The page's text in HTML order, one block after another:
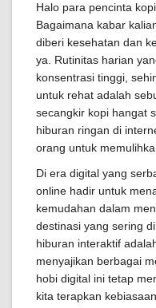
Halo para pencinta
Bagaimana kabar
diberi kesehatan dan
ya. Rutinitas harian
konsentrasi tinggi,
untuk rehat adalah
secangkir kopi hangat
hiburan ringan di
orang untuk
Di era digital yang
online hadir untuk
kemudahan dalam
destinasi yang sering
hiburan interaktif
menyajikan berbagai
hobi digital ini tetap
kita terapkan